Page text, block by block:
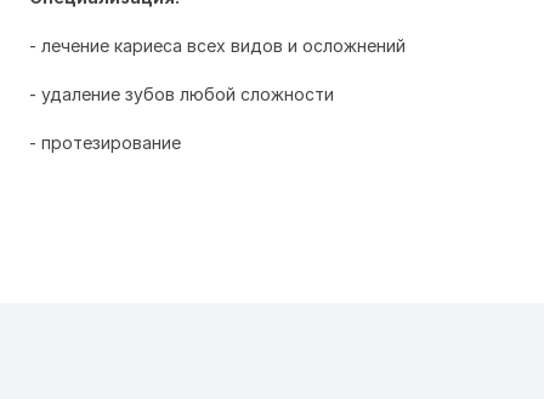
- лечение кариеса всех видов и осложнений
- удаление зубов любой сложности
- протезирование